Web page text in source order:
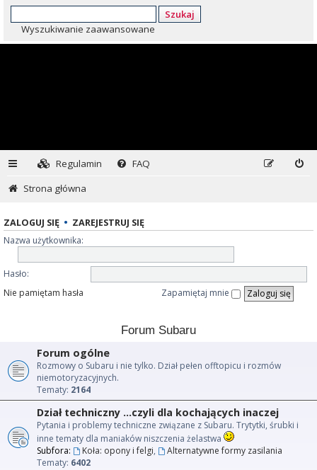
Szukaj
Wyszukiwanie zaawansowane
Regulamin
FAQ
Strona główna
ZALOGUJ SIĘ • ZAREJESTRUJ SIĘ
Nazwa użytkownika:
Hasło:
Nie pamiętam hasła
Zapamiętaj mnie
Forum Subaru
Forum ogólne
Rozmowy o Subaru i nie tylko. Dział pełen offtopicu i rozmów
niemotoryzacyjnych.
Tematy: 2164
Dział techniczny ...czyli dla kochających inaczej
Pytania i problemy techniczne związane z Subaru. Trytytki, śrubki i
inne tematy dla maniaków niszczenia żelastwa
Subfora:
Koła: opony i felgi,
Alternatywne formy zasilania
Tematy: 6402